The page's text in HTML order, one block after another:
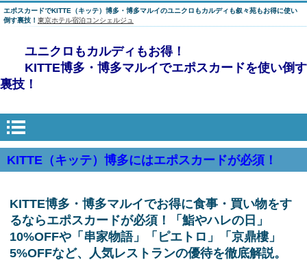
エポスカードでKITTE（キッテ）博多・博多マルイのユニクロもカルディも叙々苑もお得に使い
倒す裏技！ 東京ホテル宿泊コンシェルジュ
ユニクロもカルディもお得！
KITTE博多・博多マルイでエポスカードを使い倒す
裏技！
KITTE（キッテ）博多にはエポスカードが必須！
KITTE博多・博多マルイでお得に食事・買い物をす
るならエポスカードが必須！「鮨やハレの日」
10%OFFや「串家物語」「ピエトロ」「京鼎樓」
5%OFFなど、人気レストランの優待を徹底解説。